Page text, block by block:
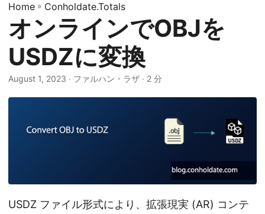
ョ
ン
の
切
替
Home » Conholdate.Totals
オンラインでOBJを
USDZに変換
August 1, 2023 ‎ · ファルハン・ラザ · 2 分
USDZ ファイル形式により、拡張現実 (AR) コンテ